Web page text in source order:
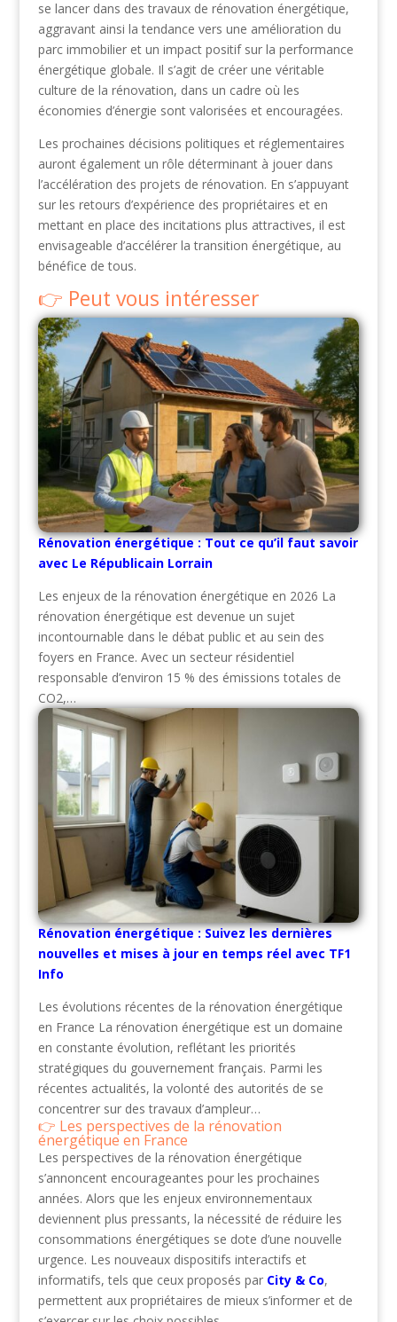
se lancer dans des travaux de rénovation énergétique,
aggravant ainsi la tendance vers une amélioration du
parc immobilier et un impact positif sur la performance
énergétique globale. Il s’agit de créer une véritable
culture de la rénovation, dans un cadre où les
économies d’énergie sont valorisées et encouragées.
Les prochaines décisions politiques et réglementaires
auront également un rôle déterminant à jouer dans
l’accélération des projets de rénovation. En s’appuyant
sur les retours d’expérience des propriétaires et en
mettant en place des incitations plus attractives, il est
envisageable d’accélérer la transition énergétique, au
bénéfice de tous.
Peut vous intéresser
Rénovation énergétique : Tout ce qu’il faut savoir
avec Le Républicain Lorrain
Les enjeux de la rénovation énergétique en 2026 La
rénovation énergétique est devenue un sujet
incontournable dans le débat public et au sein des
foyers en France. Avec un secteur résidentiel
responsable d’environ 15 % des émissions totales de
CO2,…
Rénovation énergétique : Suivez les dernières
nouvelles et mises à jour en temps réel avec TF1
Info
Les évolutions récentes de la rénovation énergétique
en France La rénovation énergétique est un domaine
en constante évolution, reflétant les priorités
stratégiques du gouvernement français. Parmi les
récentes actualités, la volonté des autorités de se
concentrer sur des travaux d’ampleur…
Les perspectives de la rénovation
énergétique en France
Les perspectives de la rénovation énergétique
s’annoncent encourageantes pour les prochaines
années. Alors que les enjeux environnementaux
deviennent plus pressants, la nécessité de réduire les
consommations énergétiques se dote d’une nouvelle
urgence. Les nouveaux dispositifs interactifs et
informatifs, tels que ceux proposés par City & Co,
permettent aux propriétaires de mieux s’informer et de